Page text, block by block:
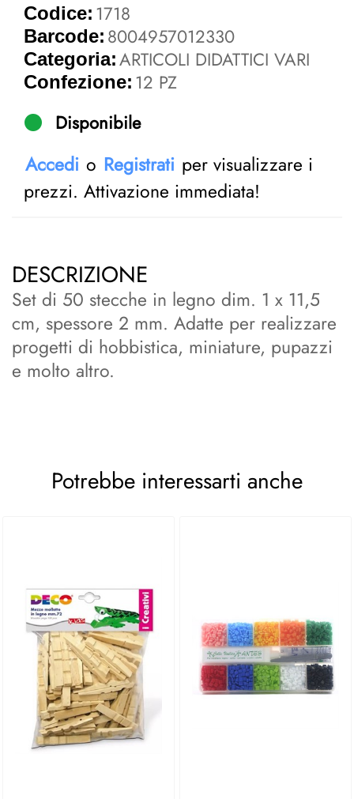
Codice: 1718
Barcode: 8004957012330
Categoria:ARTICOLI DIDATTICI VARI
Confezione: 12 PZ
Disponibile
Accedi o Registrati per visualizzare i
prezzi. Attivazione immediata!
DESCRIZIONE
Set di 50 stecche in legno dim. 1 x 11,5
cm, spessore 2 mm. Adatte per realizzare
progetti di hobbistica, miniature, pupazzi
e molto altro.
Potrebbe interessarti anche